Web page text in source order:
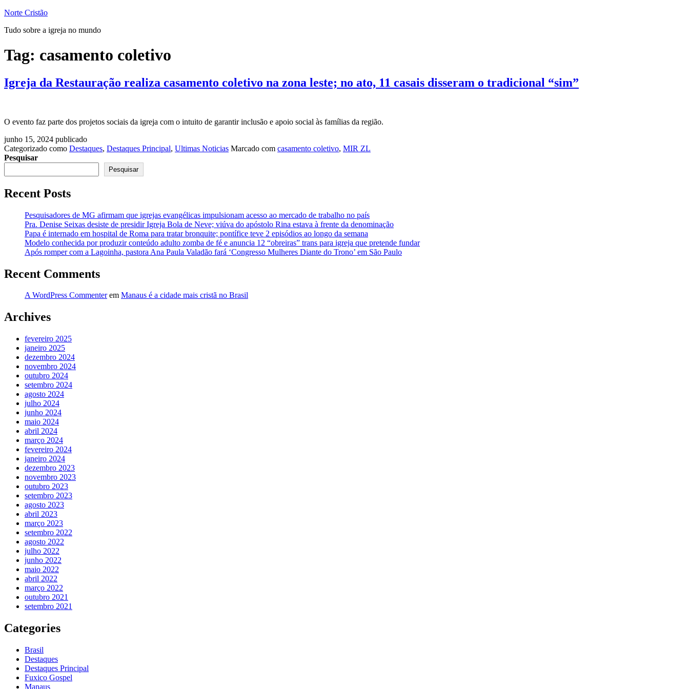
Pular
o
Norte Cristão
Tudo sobre a igreja no mundo
Tag: casamento coletivo
Igreja da Restauração realiza casamento coletivo na zona leste; no ato, 11 casais disseram o tradicional “sim”
O evento faz parte dos projetos sociais da igreja com o intuito de garantir inclusão e apoio social às famílias da região.
junho 15, 2024 publicado
Categorizado como Destaques, Destaques Principal, Ultimas Noticias Marcado com casamento coletivo, MIR ZL
Pesquisar
Pesquisar
Recent Posts
Pesquisadores de MG afirmam que igrejas evangélicas impulsionam acesso ao mercado de trabalho no país
Pra. Denise Seixas desiste de presidir Igreja Bola de Neve; viúva do apóstolo Rina estava à frente da denominação
Papa é internado em hospital de Roma para tratar bronquite; pontífice teve 2 episódios ao longo da semana
Modelo conhecida por produzir conteúdo adulto zomba de fé e anuncia 12 “obreiras” trans para igreja que pretende fundar
Após romper com a Lagoinha, pastora Ana Paula Valadão fará ‘Congresso Mulheres Diante do Trono’ em São Paulo
Recent Comments
A WordPress Commenterem Manaus é a cidade mais cristã no Brasil
Archives
fevereiro 2025
janeiro 2025
dezembro 2024
novembro 2024
outubro 2024
setembro 2024
agosto 2024
julho 2024
junho 2024
maio 2024
abril 2024
março 2024
fevereiro 2024
janeiro 2024
dezembro 2023
novembro 2023
outubro 2023
setembro 2023
agosto 2023
abril 2023
março 2023
setembro 2022
agosto 2022
julho 2022
junho 2022
maio 2022
abril 2022
março 2022
outubro 2021
setembro 2021
Categories
Brasil
Destaques
Destaques Principal
Fuxico Gospel
Manaus